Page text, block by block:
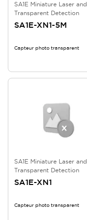
SA1E Miniature Laser and
Transparent Detection
SA1E-XN1-5M
Capteur photo transparent
SA1E Miniature Laser and
Transparent Detection
SA1E-XN1
Capteur photo transparent